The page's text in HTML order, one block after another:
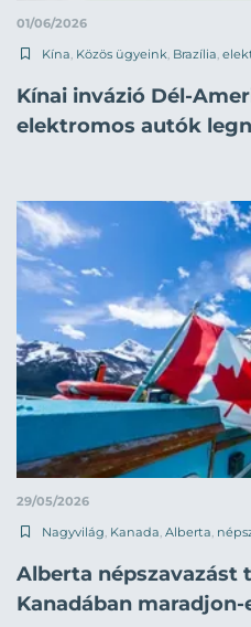
01/06/2026
Kína, Közös ügyeink, Brazília,
Kínai invázió Dél-
elektromos autók
29/05/2026
Nagyvilág, Kanada, Alberta,
Alberta népszavazást
Kanadában maradjon-